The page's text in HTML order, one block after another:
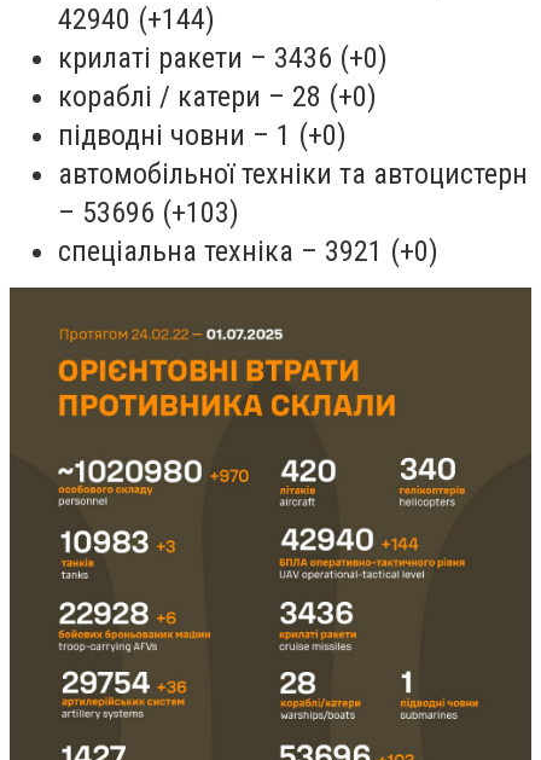
42940 (+144)
крилаті ракети – 3436 (+0)
кораблі / катери – 28 (+0)
підводні човни – 1 (+0)
автомобільної техніки та автоцистерн
– 53696 (+103)
спеціальна техніка – 3921 (+0)